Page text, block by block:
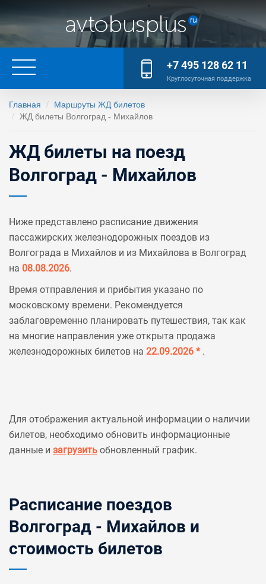
+7 495 128 62 11
Круглосуточная поддержка
Главная
Маршруты ЖД билетов
ЖД билеты Волгоград - Михайлов
ЖД билеты на поезд
Волгоград - Михайлов
Ниже представлено расписание движения
пассажирских железнодорожных поездов из
Волгограда в Михайлов и из Михайлова в Волгоград
на 08.08.2026.
Время отправления и прибытия указано по
московскому времени. Рекомендуется
заблаговременно планировать путешествия, так как
на многие направления уже открыта продажа
железнодорожных билетов на 22.09.2026 * .
Для отображения актуальной информации о наличии
билетов, необходимо обновить информационные
данные и загрузить обновленный график.
Расписание поездов
Волгоград - Михайлов и
стоимость билетов